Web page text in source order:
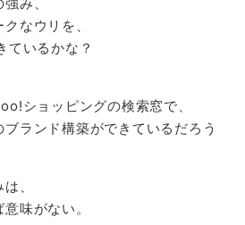
なウリを、
ているかな？
ショッピングの検索窓で、
ランド構築ができているだろう
、
味がない。